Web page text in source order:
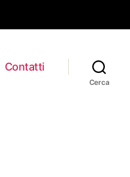
Contatti
Cerca